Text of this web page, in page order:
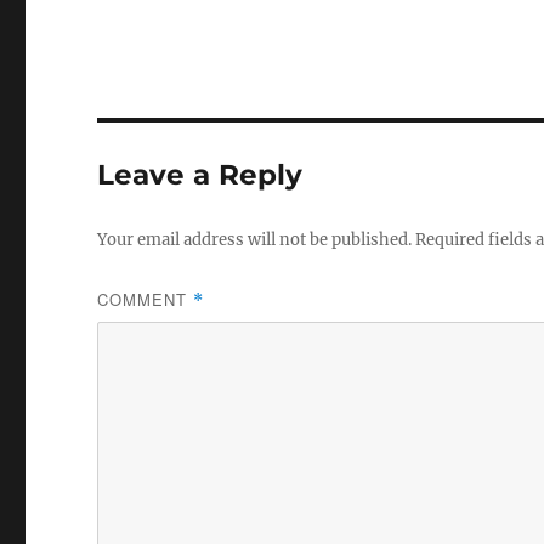
Leave a Reply
Your email address will not be published.Required fields
COMMENT *